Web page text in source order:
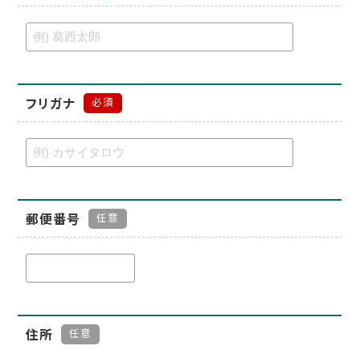
フリガナ 必須
郵便番号 任意
住所 任意